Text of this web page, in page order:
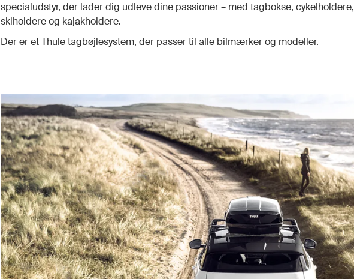
specialudstyr, der lader dig udleve dine passioner – med tagbokse, cykelholdere,
skiholdere og kajakholdere.
Der er et Thule tagbøjlesystem, der passer til alle bilmærker og modeller.